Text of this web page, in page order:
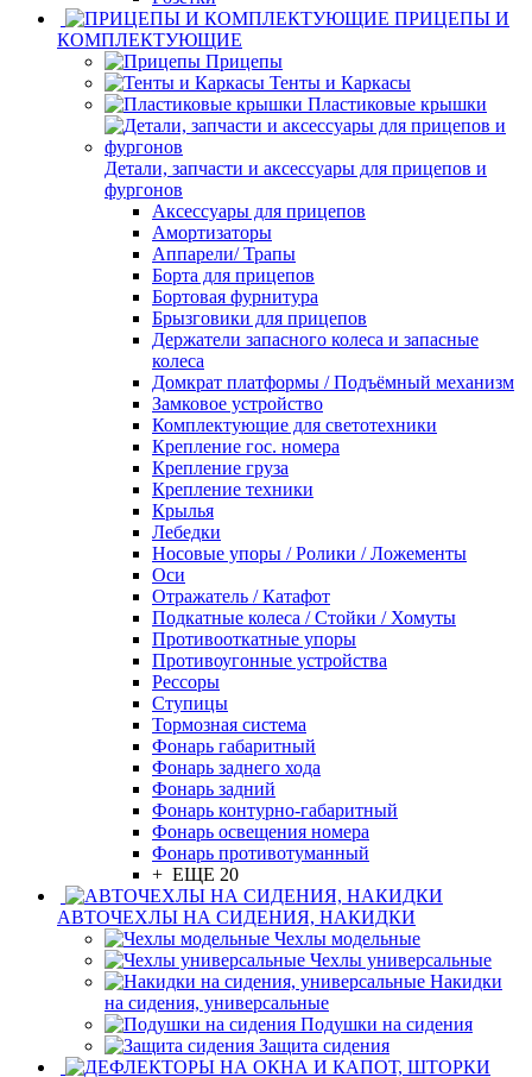
ПРИЦЕПЫ И
КОМПЛЕКТУЮЩИЕ
Прицепы
Тенты и Каркасы
Пластиковые крышки
Детали, запчасти и аксессуары для прицепов и
фургонов
Аксессуары для прицепов
Амортизаторы
Аппарели/ Трапы
Борта для прицепов
Бортовая фурнитура
Брызговики для прицепов
Держатели запасного колеса и запасные
колеса
Домкрат платформы / Подъёмный механизм
Замковое устройство
Комплектующие для светотехники
Крепление гос. номера
Крепление груза
Крепление техники
Крылья
Лебедки
Носовые упоры / Ролики / Ложементы
Оси
Отражатель / Катафот
Подкатные колеса / Стойки / Хомуты
Противооткатные упоры
Противоугонные устройства
Рессоры
Ступицы
Тормозная система
Фонарь габаритный
Фонарь заднего хода
Фонарь задний
Фонарь контурно-габаритный
Фонарь освещения номера
Фонарь противотуманный
+ ЕЩЕ 20
АВТОЧЕХЛЫ НА СИДЕНИЯ, НАКИДКИ
Чехлы модельные
Чехлы универсальные
Накидки
на сидения, универсальные
Подушки на сидения
Защита сидения